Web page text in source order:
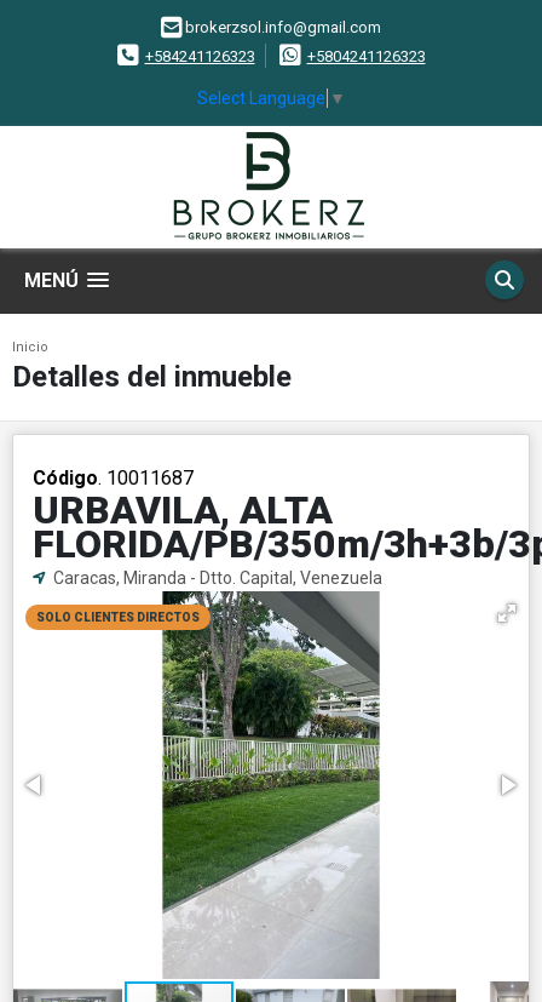
brokerzsol.info@gmail.com
+584241126323
+5804241126323
Select Language ▼
MENÚ
Inicio
Detalles del inmueble
Código. 10011687
URBAVILA, ALTA
FLORIDA/PB/350m/3h+3b/
Caracas, Miranda - Dtto. Capital, Venezuela
SOLO CLIENTES DIRECTOS